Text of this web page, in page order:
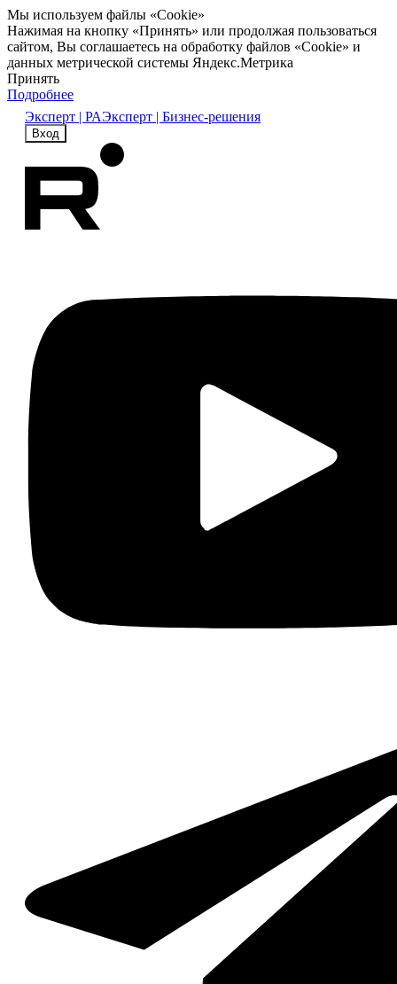
Мы используем файлы «Cookie»
Нажимая на кнопку «Принять» или продолжая пользоваться
сайтом, Вы соглашаетесь на обработку файлов «Cookie» и
данных метрической системы Яндекс.Метрика
Принять
Подробнее
Эксперт | РАЭксперт | Бизнес-решения
Вход